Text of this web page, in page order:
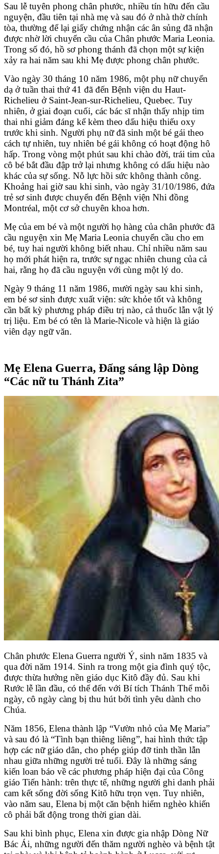
Sau lễ tuyên phong chân phước, nhiều tín hữu đến cầu
nguyện, đầu tiên tại nhà mẹ và sau đó ở nhà thờ chính
tòa, thường để lại giấy chứng nhận các ân sủng đã nhận
được nhờ lời chuyển cầu của Chân phước Maria Leonia.
Trong số đó, hồ sơ phong thánh đã chọn một sự kiện
xảy ra hai năm sau khi Mẹ được phong chân phước.
Vào ngày 30 tháng 10 năm 1986, một phụ nữ chuyển
dạ ở tuần thai thứ 41 đã đến Bệnh viện du Haut-
Richelieu ở Saint-Jean-sur-Richelieu, Quebec. Tuy
nhiên, ở giai đoạn cuối, các bác sĩ nhận thấy nhịp tim
thai nhi giảm đáng kể kèm theo dấu hiệu thiếu oxy
trước khi sinh. Người phụ nữ đã sinh một bé gái theo
cách tự nhiên, tuy nhiên bé gái không có hoạt động hô
hấp. Trong vòng một phút sau khi chào đời, trái tim của
cô bé bắt đầu đập trở lại nhưng không có dấu hiệu nào
khác của sự sống. Nỗ lực hồi sức không thành công.
Khoảng hai giờ sau khi sinh, vào ngày 31/10/1986, đứa
trẻ sơ sinh được chuyển đến Bệnh viện Nhi đồng
Montréal, một cơ sở chuyên khoa hơn.
Mẹ của em bé và một người họ hàng của chân phước đã
cầu nguyện xin Mẹ Maria Leonia chuyển cầu cho em
bé, tuy hai người không biết nhau. Chỉ nhiều năm sau
họ mới phát hiện ra, trước sự ngạc nhiên chung của cả
hai, rằng họ đã cầu nguyện với cùng một lý do.
Ngày 9 tháng 11 năm 1986, mười ngày sau khi sinh,
em bé sơ sinh được xuất viện: sức khỏe tốt và không
cần bất kỳ phương pháp điều trị nào, cả thuốc lẫn vật lý
trị liệu. Em bé có tên là Marie-Nicole và hiện là giáo
viên dạy ngữ văn.
Mẹ Elena Guerra, Đấng sáng lập Dòng
“Các nữ tu Thánh Zita”
Chân phước Elena Guerra người Ý, sinh năm 1835 và
qua đời năm 1914. Sinh ra trong một gia đình quý tộc,
được thừa hưởng nền giáo dục Kitô đầy đủ. Sau khi
Rước lễ lần đầu, có thể đến với Bí tích Thánh Thể mỗi
ngày, cô ngày càng bị thu hút bởi tình yêu dành cho
Chúa.
Năm 1856, Elena thành lập “Vườn nhỏ của Mẹ Maria”
và sau đó là “Tình bạn thiêng liêng”, hai hình thức tập
hợp các nữ giáo dân, cho phép giúp đỡ tinh thần lẫn
nhau giữa những người trẻ tuổi. Đây là những sáng
kiến loan báo về các phương pháp hiện đại của Công
giáo Tiến hành: trên thực tế, những người ghi danh phải
cam kết sống đời sống Kitô hữu trọn vẹn. Tuy nhiên,
vào năm sau, Elena bị một căn bệnh hiểm nghèo khiến
cô phải bất động trong thời gian dài.
Sau khi bình phục, Elena xin được gia nhập Dòng Nữ
Bác Ái, những người đến thăm người nghèo và bệnh tật